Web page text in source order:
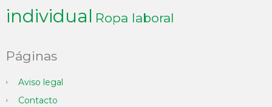
individual Ropa laboral
Páginas
Aviso legal
Contacto